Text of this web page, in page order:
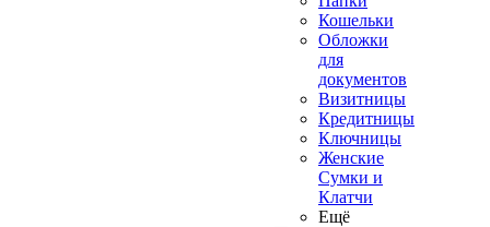
Кошельки
Обложки
для
документов
Визитницы
Кредитницы
Ключницы
Женские
Сумки и
Клатчи
Ещё